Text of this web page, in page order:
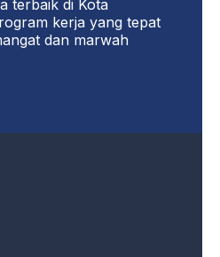
terbaik di Kota
kerja yang tepat
dan marwah